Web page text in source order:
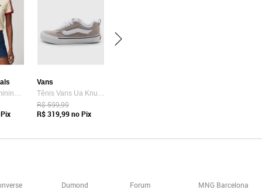
Camiseta Feminina adidas Originals Adicolor Amarela
Vans
Tênis Vans Ua Knu Skool Bege
R$ 599,99
R$ 319,99no Pix
Dumond
Forum
MNG Barcelona